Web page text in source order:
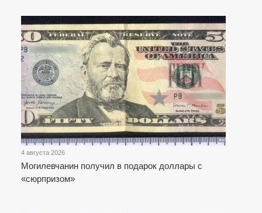
4 августа 2026
Могилевчанин получил в подарок доллары с
«сюрпризом»